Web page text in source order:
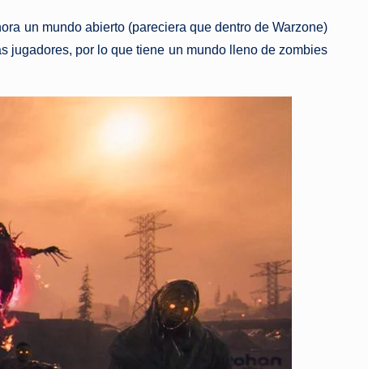
un mundo abierto (pareciera que dentro de Warzone)
jugadores, por lo que tiene un mundo lleno de zombies